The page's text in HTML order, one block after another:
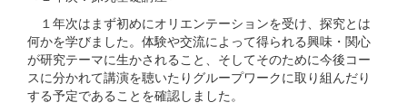
１年次はまず初めにオリエンテーションを受け、探究とは
何かを学びました。体験や交流によって得られる興味・関心
が研究テーマに生かされること、そしてそのために今後コー
スに分かれて講演を聴いたりグループワークに取り組んだり
する予定であることを確認しました。